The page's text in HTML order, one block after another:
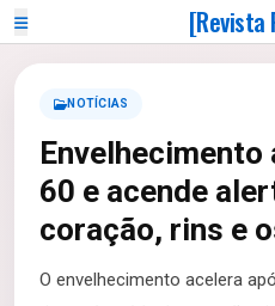
[Revista
NOTÍCIAS
Envelhecimento
60 e acende
coração, rins e
O envelhecimento acelera